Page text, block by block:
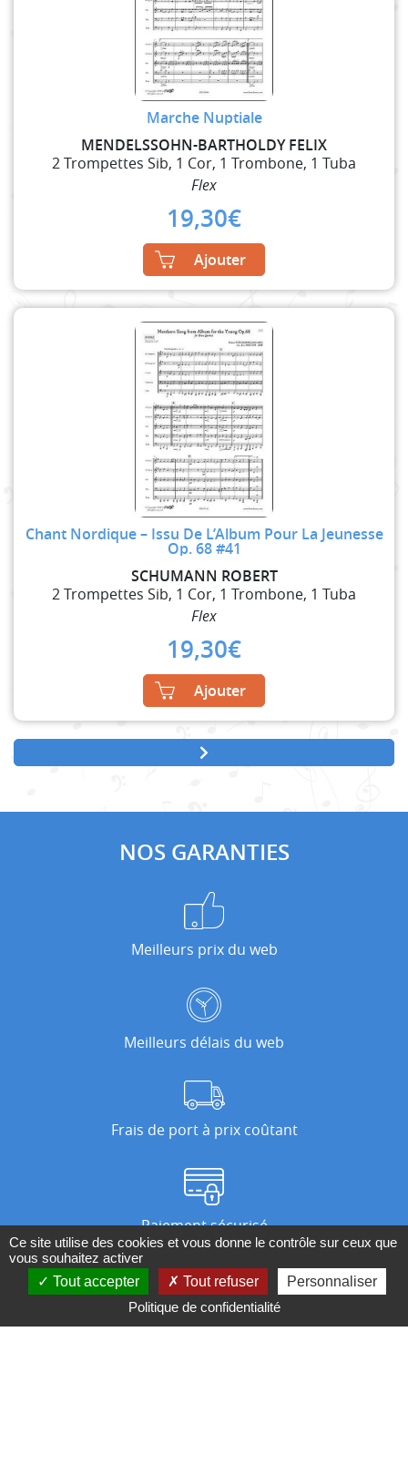
Marche Nuptiale
MENDELSSOHN-BARTHOLDY FELIX
2 Trompettes Sib, 1 Cor, 1 Trombone, 1 Tuba
Flex
19,30€
Ajouter
Chant Nordique – Issu De L’Album Pour La Jeunesse
Op. 68 #41
SCHUMANN ROBERT
2 Trompettes Sib, 1 Cor, 1 Trombone, 1 Tuba
Flex
19,30€
Ajouter
NOS GARANTIES
Meilleurs prix du web
Meilleurs délais du web
Frais de port à prix coûtant
Paiement sécurisé
Nos magasins
Ce site utilise des cookies et vous donne le contrôle sur ceux que
vous souhaitez activer
Tout accepter
Tout refuser
Personnaliser
Politique de confidentialité